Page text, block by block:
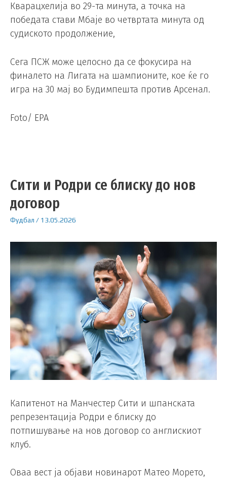
Кварацхелија во 29-та минута, а точка на
победата стави Мбаје во четвртата минута од
судиското продолжение,
Сега ПСЖ може целосно да се фокусира на
финалето на Лигата на шампионите, кое ќе го
игра на 30 мај во Будимпешта против Арсенал.
Foto/ EPA
Сити и Родри се блиску до нов
договор
Фудбал / 13.05.2026
Капитенот на Манчестер Сити и шпанската
репрезентација Родри е блиску до
потпишување на нов договор со англискиот
клуб.
Оваа вест ја објави новинарот Матео Морето,